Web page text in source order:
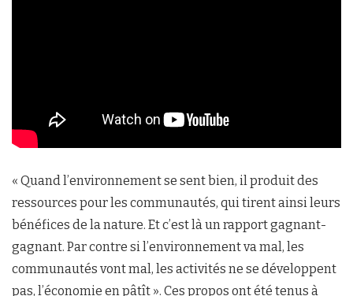
« Quand l’environnement se sent bien, il produit des
ressources pour les communautés, qui tirent ainsi leurs
bénéfices de la nature. Et c’est là un rapport gagnant-
gagnant. Par contre si l’environnement va mal, les
communautés vont mal, les activités ne se développent
pas, l’économie en pâtît ». Ces propos ont été tenus à